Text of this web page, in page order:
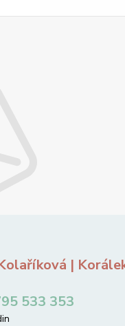
|
533 353